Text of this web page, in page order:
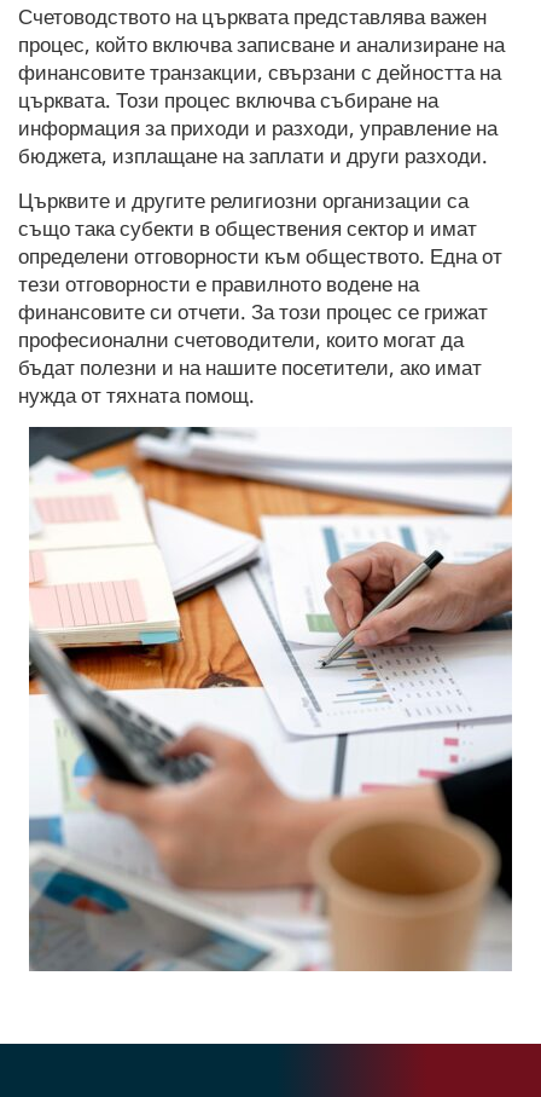
Счетоводството на църквата представлява важен
процес, който включва записване и анализиране на
финансовите транзакции, свързани с дейността на
църквата. Този процес включва събиране на
информация за приходи и разходи, управление на
бюджета, изплащане на заплати и други разходи.
Църквите и другите религиозни организации са
също така субекти в обществения сектор и имат
определени отговорности към обществото. Една от
тези отговорности е правилното водене на
финансовите си отчети. За този процес се грижат
професионални счетоводители, които могат да
бъдат полезни и на нашите посетители, ако имат
нужда от тяхната помощ.